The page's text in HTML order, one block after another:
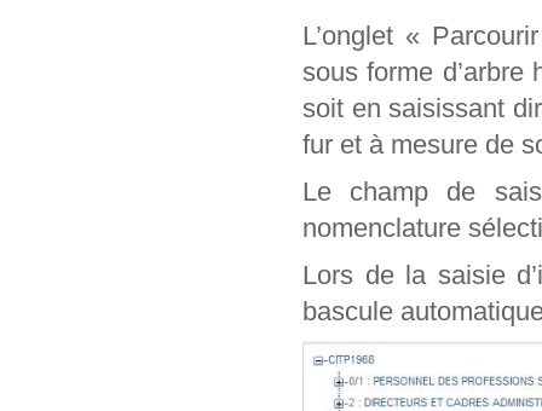
L’onglet «
sous forme d’arbre
soit en saisissant
fur et à mesure de
Le champ de
nomenclature
Lors de la saisie
bascule